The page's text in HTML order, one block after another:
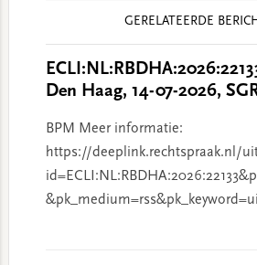
GERELATEERDE
Den Haag, 14-07-2026,
BPM Meer informatie:
https://deeplink.rechtspraak.nl/